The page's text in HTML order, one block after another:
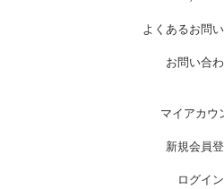
よくあるお問
お問い合
マイアカウ
新規会員
ログイン